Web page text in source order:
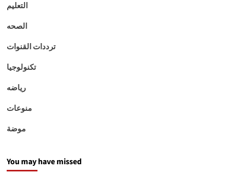
التعليم
الصحه
ترددات القنوات
تكنولوجيا
رياضه
منوعات
موضة
You may have missed